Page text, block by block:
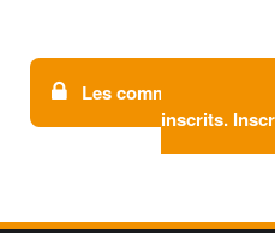
Les commentaires
inscrits.